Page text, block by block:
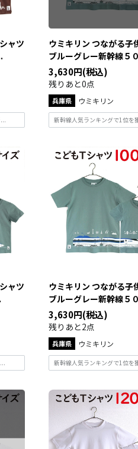
ャツ
ウミキリン つながる子
ブルーグレー新幹線５
3,630円(税込)
残りあと0点
兵庫県 ウミキリン
新幹線人気ランキングで1位を
ャツ
ウミキリン つながる子
ブルーグレー新幹線５
3,630円(税込)
残りあと2点
兵庫県 ウミキリン
新幹線人気ランキングで1位を